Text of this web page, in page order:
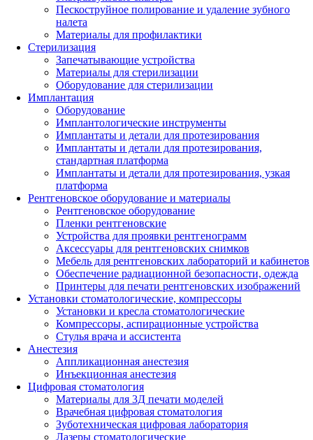
Пескоструйное полирование и удаление зубного
налета
Материалы для профилактики
Стерилизация
Запечатывающие устройства
Материалы для стерилизации
Оборудование для стерилизации
Имплантация
Оборудование
Имплантологические инструменты
Имплантаты и детали для протезирования
Имплантаты и детали для протезирования,
стандартная платформа
Имплантаты и детали для протезирования, узкая
платформа
Рентгеновское оборудование и материалы
Рентгеновское оборудование
Пленки рентгеновские
Устройства для проявки рентгенограмм
Аксессуары для рентгеновских снимков
Мебель для рентгеновских лабораторий и кабинетов
Обеспечение радиационной безопасности, одежда
Принтеры для печати рентгеновских изображений
Установки стоматологические, компрессоры
Установки и кресла стоматологические
Компрессоры, аспирационные устройства
Стулья врача и ассистента
Анестезия
Аппликационная анестезия
Инъекционная анестезия
Цифровая стоматология
Материалы для 3Д печати моделей
Врачебная цифровая стоматология
Зуботехническая цифровая лаборатория
Лазеры стоматологические